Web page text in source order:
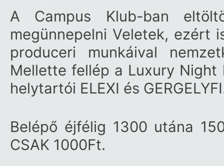
A Campus Klub-ban
megünnepelni Veletek, ezért
produceri munkáival
Mellette fellép a Luxury Night
helytartói ELEXI és
Belépő éjfélig 1300 utána
CSAK 1000Ft.